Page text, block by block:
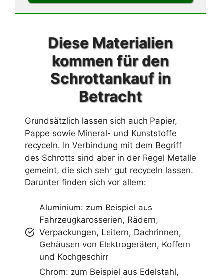
Diese Materialien
kommen für den
Schrottankauf in
Betracht
Grundsätzlich lassen sich auch Papier,
Pappe sowie Mineral- und Kunststoffe
recyceln. In Verbindung mit dem Begriff
des Schrotts sind aber in der Regel Metalle
gemeint, die sich sehr gut recyceln lassen.
Darunter finden sich vor allem:
Aluminium: zum Beispiel aus
Fahrzeugkarosserien, Rädern,
Verpackungen, Leitern, Dachrinnen,
Gehäusen von Elektrogeräten, Koffern
und Kochgeschirr
Chrom: zum Beispiel aus Edelstahl,